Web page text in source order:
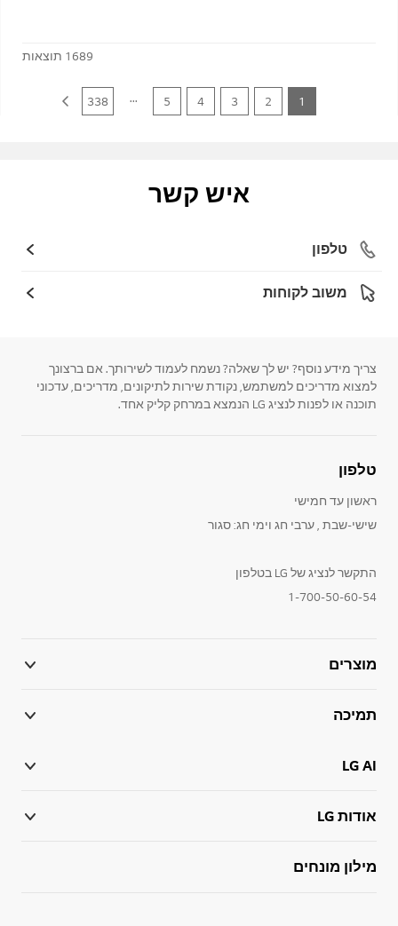
1689 תוצאות
1
2
3
4
5
...
338
איש קשר
טלפון
משוב לקוחות
צריך מידע נוסף? יש לך שאלה? נשמח לעמוד לשירותך. אם ברצונך
למצוא מדריכים למשתמש, נקודת שירות לתיקונים, מדריכים, עדכוני
תוכנה או לפנות לנציג LG הנמצא במרחק קליק אחד.
טלפון
ראשון עד חמישי
שישי-שבת , ערבי חג וימי חג: סגור
התקשר לנציג של LG בטלפון
1-700-50-60-54
מוצרים
תמיכה
LG AI
אודות LG
מילון מונחים